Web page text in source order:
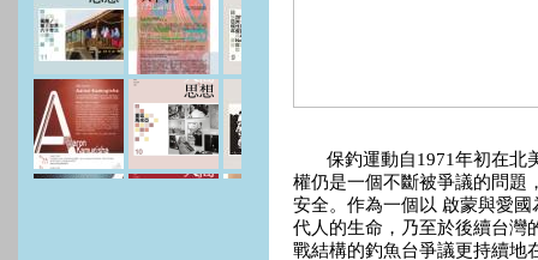
保釣運動自1971年初在北
權仍是一個不斷被爭議的問題
安全。作為一個以 啟蒙與愛
代人的生命，乃至於後續台灣
戰結構的釣魚台爭議更持續地